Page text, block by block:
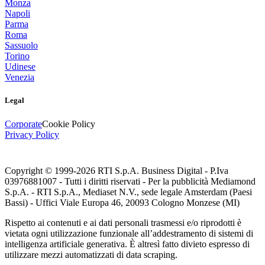
Monza
Napoli
Parma
Roma
Sassuolo
Torino
Udinese
Venezia
Legal
CorporateCookie Policy
Privacy Policy
Copyright © 1999-2026 RTI S.p.A. Business Digital - P.Iva
03976881007 - Tutti i diritti riservati - Per la pubblicità Mediamond
S.p.A. - RTI S.p.A., Mediaset N.V., sede legale Amsterdam (Paesi
Bassi) - Uffici Viale Europa 46, 20093 Cologno Monzese (MI)
Rispetto ai contenuti e ai dati personali trasmessi e/o riprodotti è
vietata ogni utilizzazione funzionale all’addestramento di sistemi di
intelligenza artificiale generativa. È altresì fatto divieto espresso di
utilizzare mezzi automatizzati di data scraping.